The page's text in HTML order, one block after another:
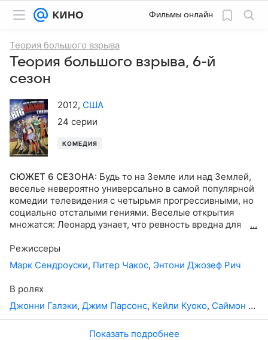
Фильмы онлайн
Теория большого взрыва
Теория большого взрыва, 6-й
сезон
2012, США
24 серии
КОМЕДИЯ
СЮЖЕТ 6 СЕЗОНА: Будь то на Земле или над Землей,
веселье невероятно универсально в самой популярной
комедии телевидения с четырьмя прогрессивными, но
социально отсталыми гениями. Веселые открытия
множатся: Леонард узнает, что ревность вредна для
(Пенни). Говард живет на Международной космической
станции. Жизнь не может избежать земных
беспорядков между его мамой и его новой женой
Бернадетт. Радж встречает кого-то особенного, кто
может подойти, если он сможет не дать ей сбежать в
середине свидания. И еще есть Шелдон. Он узнает, что
не следует говорить после предъявления обвинений в
домогательстве или борьбы за владения на работе, и
Режиссеры
Марк Сендроуски, Питер Чакос, Энтони Джозеф Рич
В ролях
Джонни Галэки, Джим Парсонс, Кейли Куоко, Саймон Хелберг
Показать подробнее